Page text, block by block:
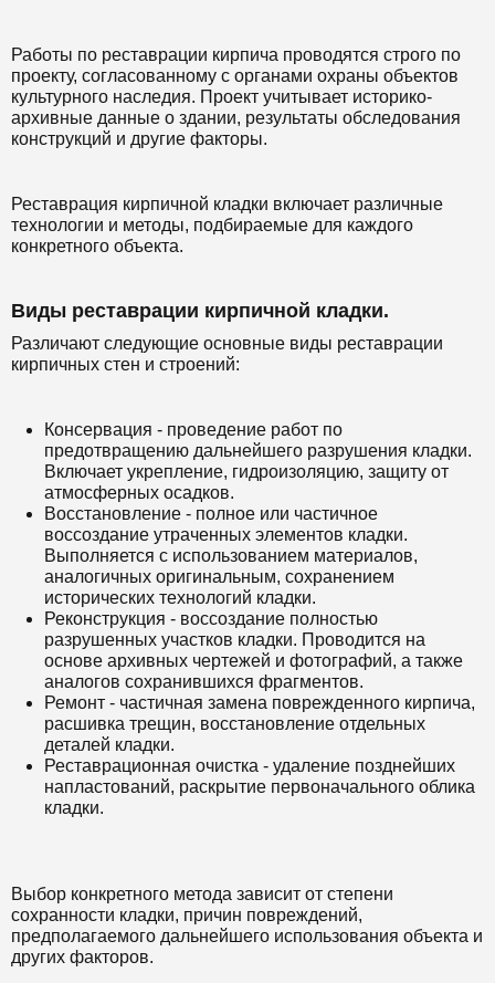
Работы по реставрации кирпича проводятся строго по
проекту, согласованному с органами охраны объектов
культурного наследия. Проект учитывает историко-
архивные данные о здании, результаты обследования
конструкций и другие факторы.
Реставрация кирпичной кладки включает различные
технологии и методы, подбираемые для каждого
конкретного объекта.
Виды реставрации кирпичной кладки.
Различают следующие основные виды реставрации
кирпичных стен и строений:
Консервация - проведение работ по
предотвращению дальнейшего разрушения кладки.
Включает укрепление, гидроизоляцию, защиту от
атмосферных осадков.
Восстановление - полное или частичное
воссоздание утраченных элементов кладки.
Выполняется с использованием материалов,
аналогичных оригинальным, сохранением
исторических технологий кладки.
Реконструкция - воссоздание полностью
разрушенных участков кладки. Проводится на
основе архивных чертежей и фотографий, а также
аналогов сохранившихся фрагментов.
Ремонт - частичная замена поврежденного кирпича,
расшивка трещин, восстановление отдельных
деталей кладки.
Реставрационная очистка - удаление позднейших
напластований, раскрытие первоначального облика
кладки.
Выбор конкретного метода зависит от степени
сохранности кладки, причин повреждений,
предполагаемого дальнейшего использования объекта и
других факторов.